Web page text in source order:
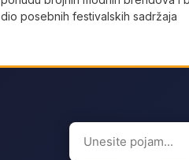
dio posebnih festivalskih sadržaja
Search
for: